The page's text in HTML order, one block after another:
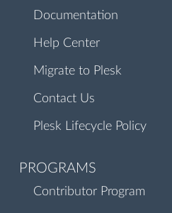
Documentation
Help Center
Migrate to Plesk
Contact Us
Plesk Lifecycle Policy
PROGRAMS
Contributor Program